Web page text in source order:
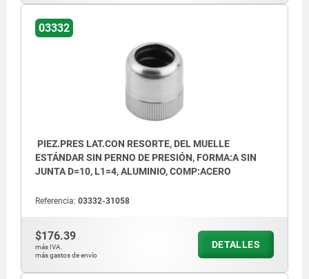
03332
PIEZ.PRES LAT.CON RESORTE, DEL MUELLE
ESTÁNDAR SIN PERNO DE PRESIÓN, FORMA:A SIN
JUNTA D=10, L1=4, ALUMINIO, COMP:ACERO
Referencia: 03332-31058
$176.39
más IVA.
más gastos de envío
DETALLES